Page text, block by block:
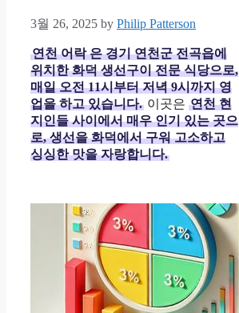
3월 26, 2025 by Philip Patterson
연천 어락 은 경기 연천군 전곡읍에
위치한 화덕 생선구이 전문 식당으로,
매일 오전 11시부터 저녁 9시까지 영
업을 하고 있습니다. 이곳은 연천 현
지인들 사이에서 매우 인기 있는 곳으
로, 생선을 화덕에서 구워 고소하고
싱싱한 맛을 자랑합니다.